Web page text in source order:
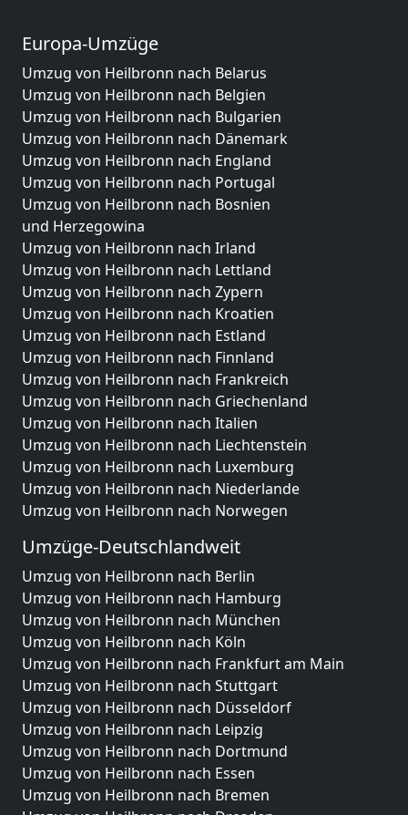
Europa-Umzüge
Umzug von Heilbronn nach Belarus
Umzug von Heilbronn nach Belgien
Umzug von Heilbronn nach Bulgarien
Umzug von Heilbronn nach Dänemark
Umzug von Heilbronn nach England
Umzug von Heilbronn nach Portugal
Umzug von Heilbronn nach Bosnien
und Herzegowina
Umzug von Heilbronn nach Irland
Umzug von Heilbronn nach Lettland
Umzug von Heilbronn nach Zypern
Umzug von Heilbronn nach Kroatien
Umzug von Heilbronn nach Estland
Umzug von Heilbronn nach Finnland
Umzug von Heilbronn nach Frankreich
Umzug von Heilbronn nach Griechenland
Umzug von Heilbronn nach Italien
Umzug von Heilbronn nach Liechtenstein
Umzug von Heilbronn nach Luxemburg
Umzug von Heilbronn nach Niederlande
Umzug von Heilbronn nach Norwegen
Umzüge-Deutschlandweit
Umzug von Heilbronn nach Berlin
Umzug von Heilbronn nach Hamburg
Umzug von Heilbronn nach München
Umzug von Heilbronn nach Köln
Umzug von Heilbronn nach Frankfurt am Main
Umzug von Heilbronn nach Stuttgart
Umzug von Heilbronn nach Düsseldorf
Umzug von Heilbronn nach Leipzig
Umzug von Heilbronn nach Dortmund
Umzug von Heilbronn nach Essen
Umzug von Heilbronn nach Bremen